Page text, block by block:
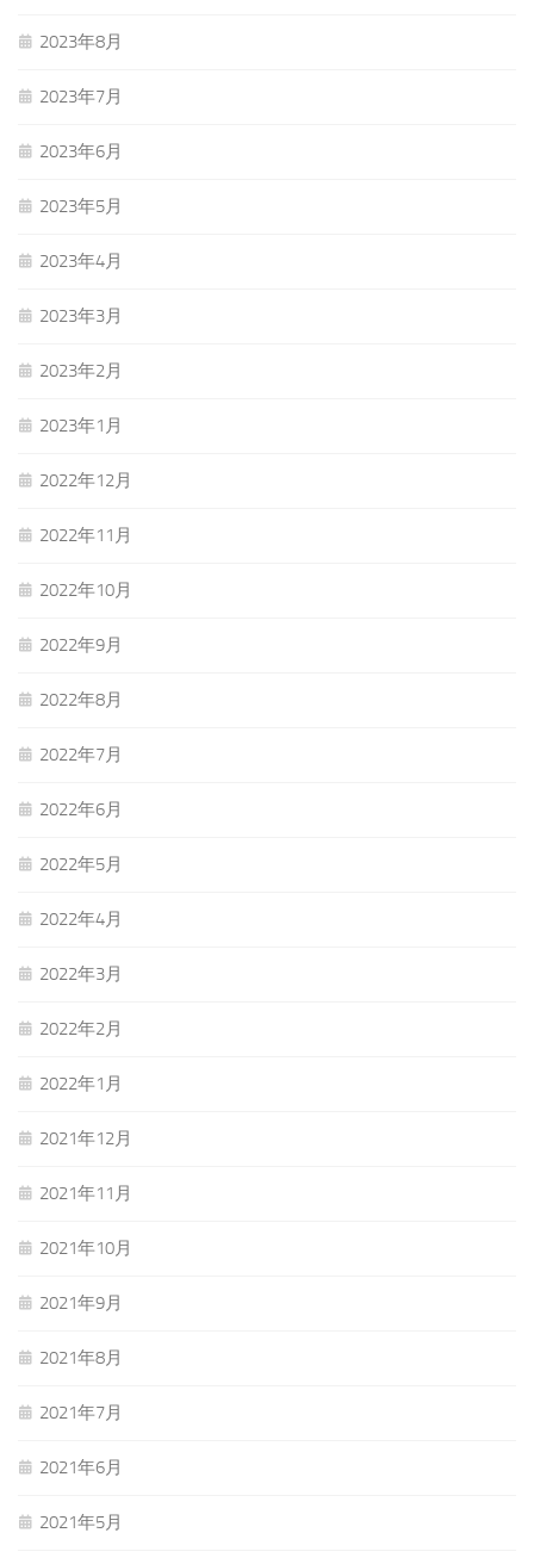
2023年8月
2023年7月
2023年6月
2023年5月
2023年4月
2023年3月
2023年2月
2023年1月
2022年12月
2022年11月
2022年10月
2022年9月
2022年8月
2022年7月
2022年6月
2022年5月
2022年4月
2022年3月
2022年2月
2022年1月
2021年12月
2021年11月
2021年10月
2021年9月
2021年8月
2021年7月
2021年6月
2021年5月